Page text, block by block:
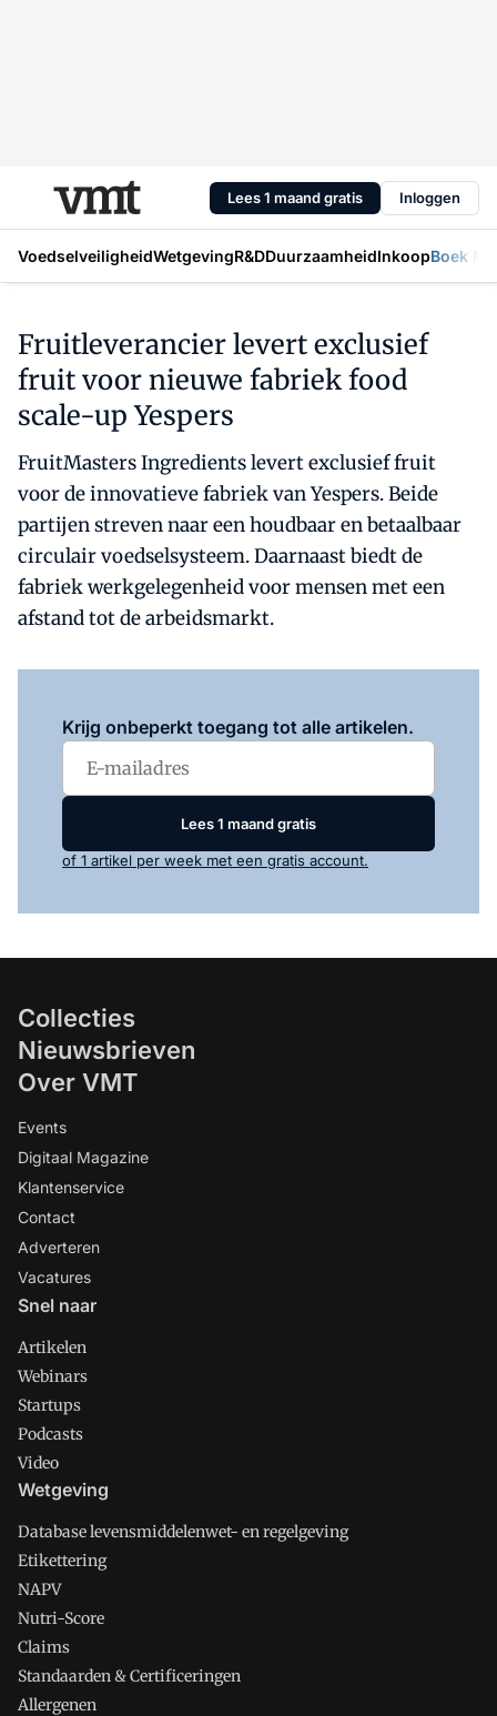
Lees 1 maand gratis Inloggen
VoedselveiligheidWetgevingR&DDuurzaamheidInkoopBoek
Fruitleverancier levert exclusief
fruit voor nieuwe fabriek food
scale-up Yespers
FruitMasters Ingredients levert exclusief fruit
voor de innovatieve fabriek van Yespers. Beide
partijen streven naar een houdbaar en betaalbaar
circulair voedselsysteem. Daarnaast biedt de
fabriek werkgelegenheid voor mensen met een
afstand tot de arbeidsmarkt.
Krijg onbeperkt toegang tot alle artikelen.
Lees 1 maand gratis
of 1 artikel per week met een gratis account.
Collecties
Nieuwsbrieven
Over VMT
Events
Digitaal Magazine
Klantenservice
Contact
Adverteren
Vacatures
Snel naar
Artikelen
Webinars
Startups
Podcasts
Video
Wetgeving
Database levensmiddelenwet- en regelgeving
Etikettering
NAPV
Nutri-Score
Claims
Standaarden & Certificeringen
Allergenen